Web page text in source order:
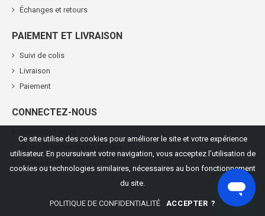
Échanges et retours
PAIEMENT ET LIVRAISON
Suivi de colis
Livraison
Paiement
CONNECTEZ-NOUS
Ce site utilise des cookies pour améliorer le site et votre expérience
utilisateur. En poursuivant votre navigation, vous acceptez l'utilisation de
cookies ou technologies similaires, nécessaires au bon fonctionnement
du site.
POLITIQUE DE CONFIDENTIALITÉ ACCEPTER ?